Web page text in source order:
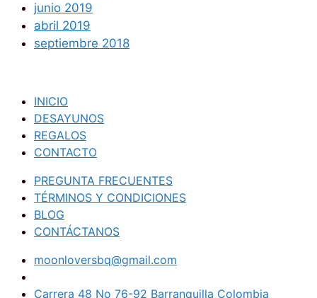
junio 2019
abril 2019
septiembre 2018
INICIO
DESAYUNOS
REGALOS
CONTACTO
PREGUNTA FRECUENTES
TÉRMINOS Y CONDICIONES
BLOG
CONTÁCTANOS
moonloversbq@gmail.com
Carrera 48 No 76-92 Barranquilla Colombia